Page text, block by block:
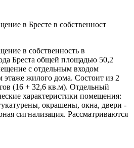
в Бресте в собственност
в собственность в
Бреста общей площадью 50,2
с отдельным входом
этаже жилого дома. Состоит из 2
(16 + 32,6 кв.м). Отдельный
характеристики помещения:
окрашены, окна, двери -
сигнализация. Рассматриваются